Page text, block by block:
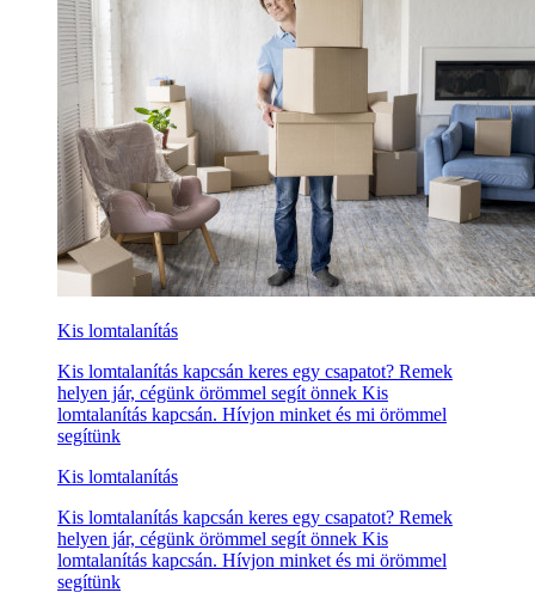
Kis lomtalanítás
Kis lomtalanítás kapcsán keres egy csapatot? Remek
helyen jár, cégünk örömmel segít önnek Kis
lomtalanítás kapcsán. Hívjon minket és mi örömmel
segítünk
Kis lomtalanítás
Kis lomtalanítás kapcsán keres egy csapatot? Remek
helyen jár, cégünk örömmel segít önnek Kis
lomtalanítás kapcsán. Hívjon minket és mi örömmel
segítünk